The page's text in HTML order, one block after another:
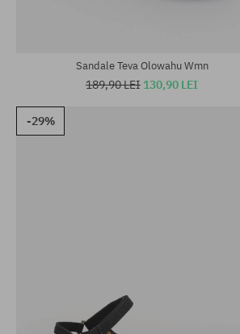
Sandale Teva Olowahu Wmn
189,90 LEI 130,90 LEI
-29%